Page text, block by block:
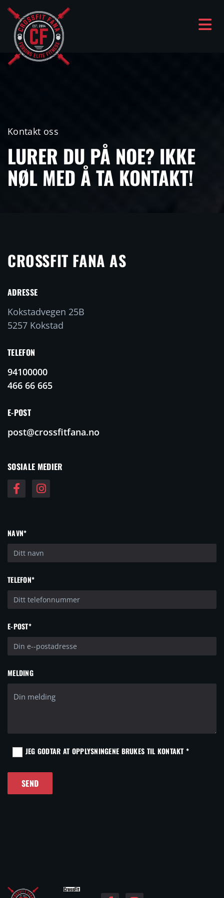
Kontakt oss
LURER DU PÅ NOE? IKKE
NØL MED Å TA KONTAKT!
CROSSFIT FANA AS
ADRESSE
Kokstadvegen 25B
5257 Kokstad
TELEFON
94100000
466 66 665
E-POST
post@crossfitfana.no
SOSIALE MEDIER
NAVN*
TELEFON*
E-POST*
MELDING
JEG GODTAR AT OPPLYSNINGENE BRUKES TIL KONTAKT *